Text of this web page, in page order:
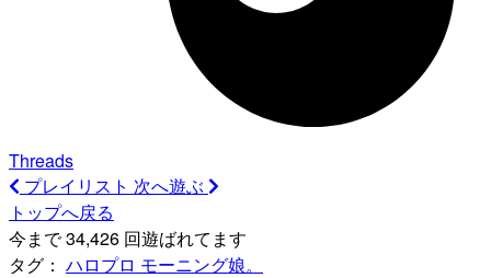
Threads
プレイリスト 次へ遊ぶ
トップへ戻る
今まで 34,426 回遊ばれてます
タグ： ハロプロ モーニング娘。